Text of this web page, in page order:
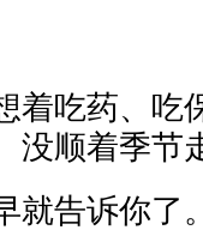
着吃药、吃
没顺着季节
就告诉你了